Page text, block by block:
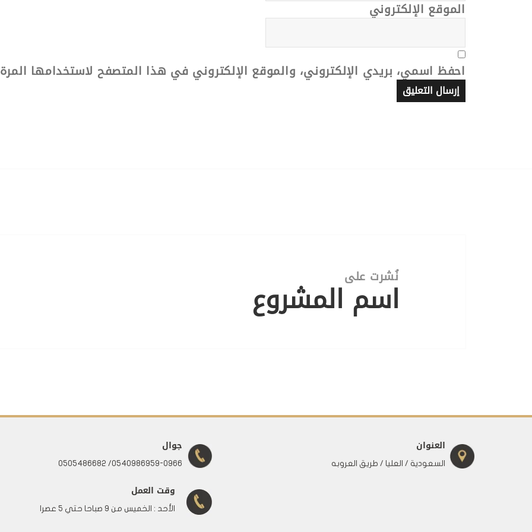
الموقع الإلكتروني
احفظ اسمي، بريدي الإلكتروني، والموقع الإلكتروني في هذا المتصفح لاستخدامها
نُشرت على
اسم المشروع
العنوان
السعودية / العليا / طريق العروبه
جوال
٠٩٦٦-0540986959/ 0505486682
وقت العمل
الأحد : الخميس من 9 صباحا حتي 5 عصرا